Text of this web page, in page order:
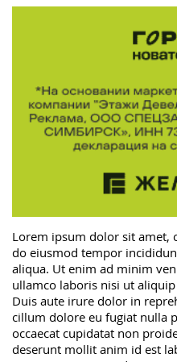
Lorem ipsum dolor sit amet,
do eiusmod tempor
aliqua. Ut enim ad minim
ullamco laboris nisi ut
Duis aute irure dolor in
cillum dolore eu fugiat nulla
occaecat cupidatat non
deserunt mollit anim id est